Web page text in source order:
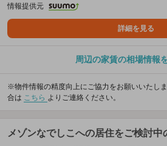
情報提供元
詳細を見る
周辺の家賃の相場情報
※物件情報の精度向上にご協力をお願いいたし
合は こちら よりご連絡ください。
メゾンなでしこへの居住をご検討中